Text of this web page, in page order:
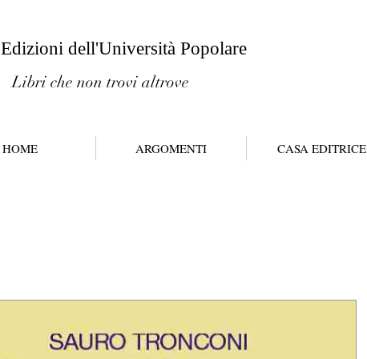
Edizioni dell'Università Popolare
Libri che non trovi altrove
HOME ARGOMENTI CASA EDITRICE